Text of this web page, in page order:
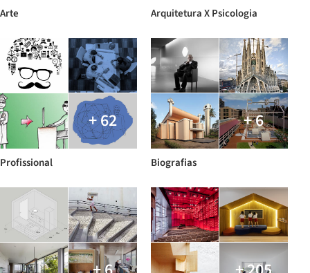
Arte Arquitetura X Psicologia
+ 62
Profissional
+ 6
Biografias